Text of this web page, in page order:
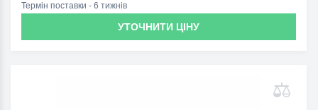
Термін поставки - 6 тижнів
УТОЧНИТИ ЦІНУ